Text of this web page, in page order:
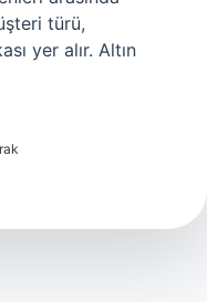
türü,
yer alır. Altın